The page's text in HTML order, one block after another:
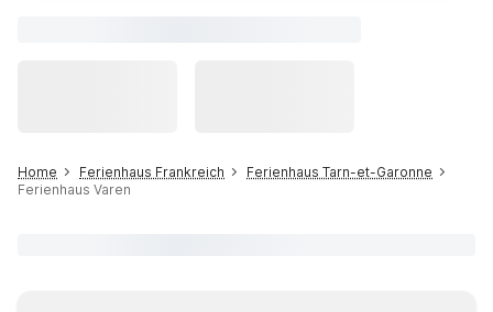
Home Ferienhaus Frankreich
Ferienhaus Tarn-et-Garonne
Ferienhaus Varen